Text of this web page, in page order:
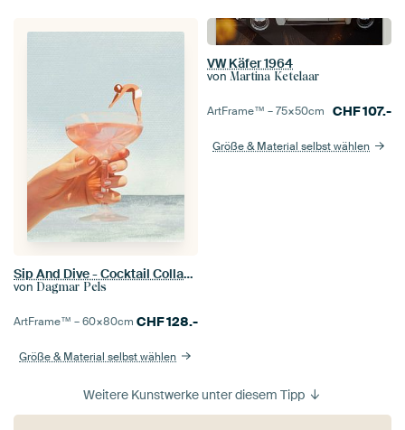
Sip And Dive - Cocktail Collage Kunstdruck
von Dagmar Pels
ArtFrame™ –60×80cm CHF128.-
Größe & Material selbst wählen
VW Käfer 1964
von Martina Ketelaar
ArtFrame™ –75×50cm CHF107.-
Größe & Material selbst wählen
Weitere Kunstwerke unter diesem Tipp